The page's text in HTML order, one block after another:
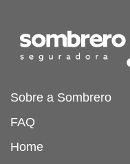
Sobre a Sombrero
FAQ
Home